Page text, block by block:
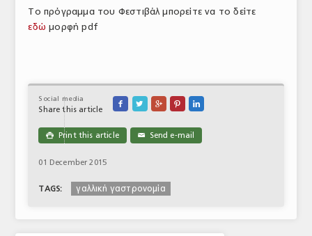
Το πρόγραμμα του Φεστιβάλ μπορείτε να το δείτε
εδώ μορφή pdf
Social media
Share this article
    
 Print this article ✉ Send e-mail
01 December 2015
TAGS: γαλλική γαστρονομία